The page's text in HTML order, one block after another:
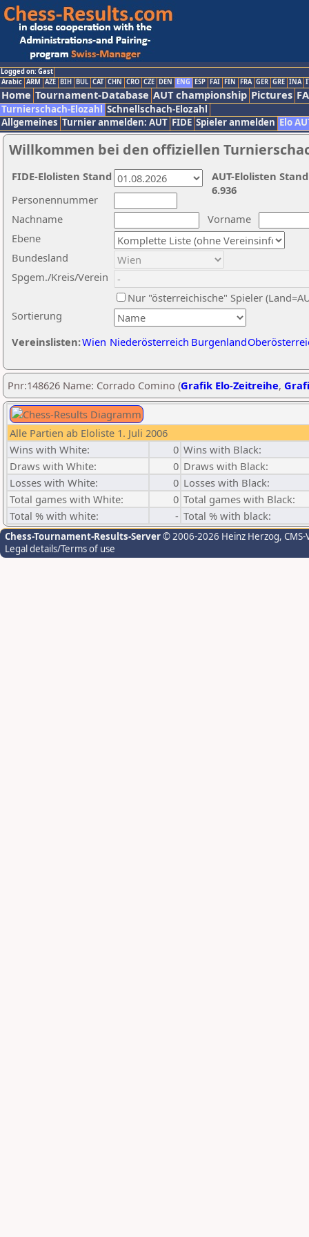
Logged on: Gast
Arabic ARM AZE BIH BUL CAT CHN CRO CZE DEN ENG ESP FAI FIN FRA GER GRE INA
Home Tournament-Database AUT championship Pictures
Turnierschach-Elozahl Schnellschach-Elozahl
Allgemeines Turnier anmelden: AUT FIDE Spieler anmelden Elo
Willkommen bei den offiziellen
Nachname
Vorname
Ebene
Sortierung
Personennummer
Bundesland
Spgem./Kreis/Verein
Nur "österreichische" Spieler
Vereinslisten:Wien Niederösterreich Burgenland
AUT-Elolisten
6.936
FIDE-Elolisten Stand
Pnr:148626 Name: Corrado Comino (Grafik Elo-Zeitreihe,
Alle Partien ab Eloliste 1. Juli 2006
Wins with White:
0 Wins with Black:
Draws with White:
0 Draws with Black:
Losses with White:
0 Losses with Black:
Total games with White:
0 Total games with Black:
Total % with white:
- Total % with black:
Chess-Tournament-Results-Server© 2006-2026 Heinz Herzog,
Legal details/Terms of use